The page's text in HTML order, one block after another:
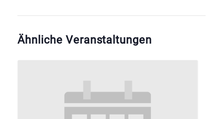
Ähnliche Veranstaltungen